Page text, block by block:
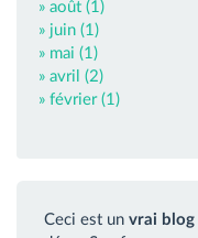
» août (1)
» juin (1)
» mai (1)
» avril (2)
» février (1)
Ceci est un vrai blog